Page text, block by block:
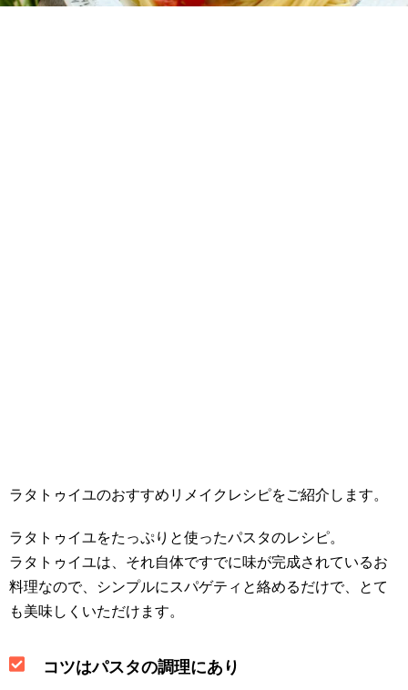
ラタトゥイユのおすすめリメイクレシピをご紹介します。
ラタトゥイユをたっぷりと使ったパスタのレシピ。
ラタトゥイユは、それ自体ですでに味が完成されているお
料理なので、シンプルにスパゲティと絡めるだけで、とて
も美味しくいただけます。
コツはパスタの調理にあり